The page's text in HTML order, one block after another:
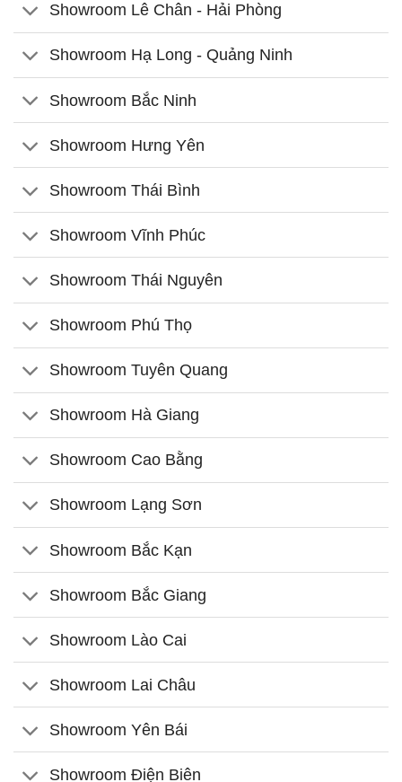
Showroom Lê Chân - Hải Phòng
Showroom Hạ Long - Quảng Ninh
Showroom Bắc Ninh
Showroom Hưng Yên
Showroom Thái Bình
Showroom Vĩnh Phúc
Showroom Thái Nguyên
Showroom Phú Thọ
Showroom Tuyên Quang
Showroom Hà Giang
Showroom Cao Bằng
Showroom Lạng Sơn
Showroom Bắc Kạn
Showroom Bắc Giang
Showroom Lào Cai
Showroom Lai Châu
Showroom Yên Bái
Showroom Điện Biên